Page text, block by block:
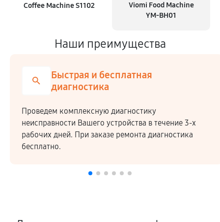
Coffee Machine S1102
Viomi Food Machine
YM-BH01
Наши преимущества
Быстрая и бесплатная
диагностика
Проведем комплексную диагностику
неисправности Вашего устройства в течение 3-х
рабочих дней. При заказе ремонта диагностика
бесплатно.